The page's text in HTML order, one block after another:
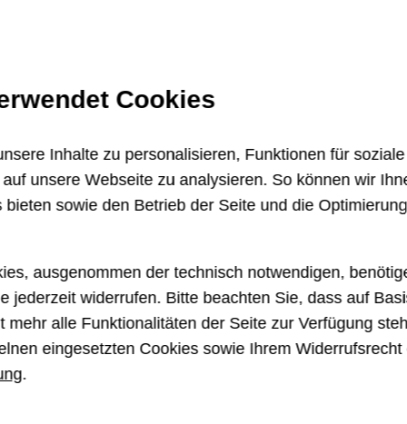
9
25
Cookies
Inhalte zu personalisieren, Funktionen für
unsere Webseite zu analysieren. So können wir
sowie den Betrieb der Seite und die
ausgenommen der technisch notwendigen,
jederzeit widerrufen. Bitte beachten Sie, dass auf
mehr alle Funktionalitäten der Seite zur Verfügung
eingesetzten Cookies sowie Ihrem
.